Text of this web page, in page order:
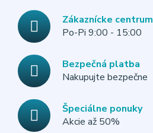
Zákaznícke centrum
Po-Pi 9:00 - 15:00
Bezpečná platba
Nakupujte bezpečne
Špeciálne ponuky
Akcie až 50%